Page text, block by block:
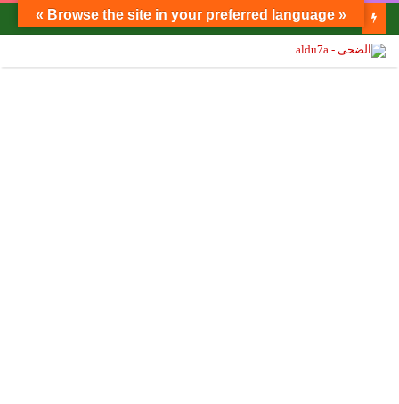
الدكتور مصطفى محمود يكتب: تحذير للكافة
« Browse the site in your preferred language »